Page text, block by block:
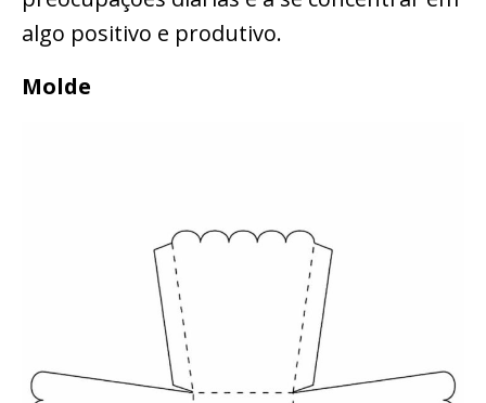
algo positivo e produtivo.
Molde